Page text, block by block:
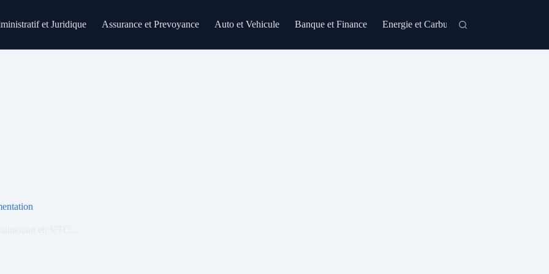
et Juridique Assurance et Prevoyance Auto et Vehicule Banque et Finance Energie et Carburant